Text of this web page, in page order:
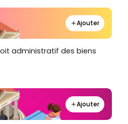
Ajouter
administratif des biens
Ajouter